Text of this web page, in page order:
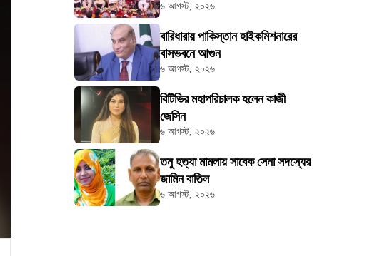
৬ আগস্ট, ২০২৬
বারিধারায় পাকিস্তান হাইকমিশনারের
বাসভবনে আগুন
৬ আগস্ট, ২০২৬
বিটিভির মহাপরিচালক হলেন কাজী
জেসিন
৬ আগস্ট, ২০২৬
তনু হত্যা মামলায় সাবেক সেনা সদস্যের
জামিন বাতিল
৬ আগস্ট, ২০২৬